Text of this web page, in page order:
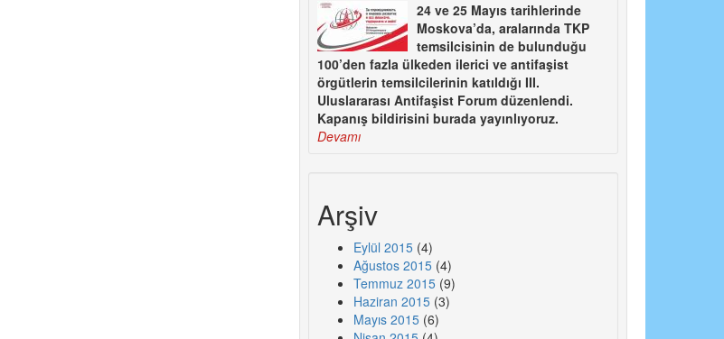
24 ve 25 Mayıs tarihlerinde
Moskova’da, aralarında TKP
temsilcisinin de bulunduğu
100’den fazla ülkeden ilerici ve antifaşist
örgütlerin temsilcilerinin katıldığı III.
Uluslararası Antifaşist Forum düzenlendi.
Kapanış bildirisini burada yayınlıyoruz.
Devamı
Arşiv
Eylül 2015(4)
Ağustos 2015(4)
Temmuz 2015(9)
Haziran 2015(3)
Mayıs 2015(6)